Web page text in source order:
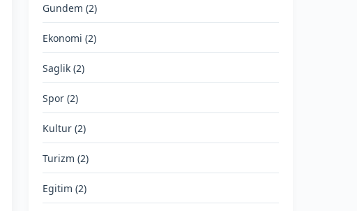
Gundem (2)
Ekonomi (2)
Saglik (2)
Spor (2)
Kultur (2)
Turizm (2)
Egitim (2)